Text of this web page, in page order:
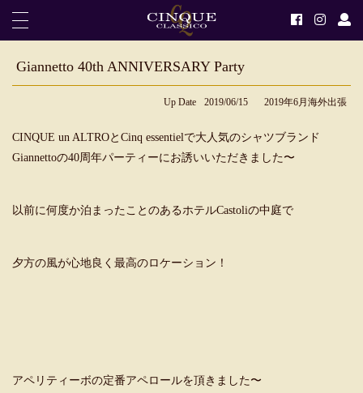
Giannetto 40th ANNIVERSARY Party
Up Date 2019/06/15 2019年6月海外出張
CINQUE un ALTROとCinq essentielで大人気のシャツブランド
Giannettoの40周年パーティーにお誘いいただきました〜
以前に何度か泊まったことのあるホテルCastoliの中庭で
夕方の風が心地良く最高のロケーション！
アペリティーボの定番アペロールを頂きました〜